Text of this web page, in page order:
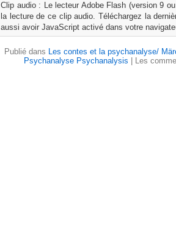
Clip audio : Le lecteur Adobe Flash (version 9
la lecture de ce clip audio. Téléchargez la
aussi avoir JavaScript activé dans votre
Publié dans Les contes et la psychanalyse/
Psychanalyse Psychanalysis
Les